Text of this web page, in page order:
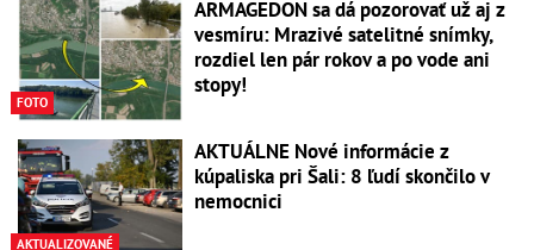
FOTO
ARMAGEDON sa dá pozorovať už aj z
vesmíru: Mrazivé satelitné snímky,
rozdiel len pár rokov a po vode ani
stopy!
AKTUALIZOVANÉ
AKTUÁLNE Nové informácie z
kúpaliska pri Šali: 8 ľudí skončilo v
nemocnici